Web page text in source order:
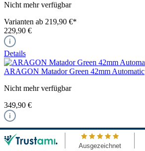
Nicht mehr verfügbar
Varianten ab 219,90 €*
229,90 €
Details
ARAGON Matador Green 42mm Automatic
Nicht mehr verfügbar
349,90 €
349,90 €